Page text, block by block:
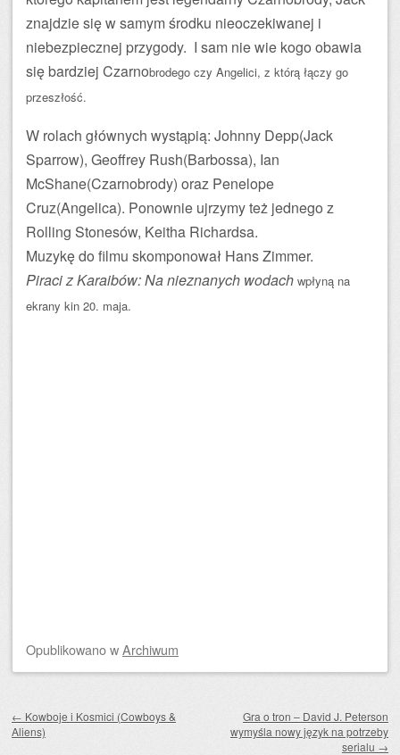
znajdzie się w samym środku nieoczekiwanej i
niebezpiecznej przygody. I sam nie wie kogo obawia
się bardziej Czarnobrodego czy Angelici, z którą łączy go
przeszłość.
W rolach głównych wystąpią: Johnny Depp(Jack
Sparrow), Geoffrey Rush(Barbossa), Ian
McShane(Czarnobrody) oraz Penelope
Cruz(Angelica). Ponownie ujrzymy też jednego z
Rolling Stonesów, Keitha Richardsa.
Muzykę do filmu skomponował Hans Zimmer.
Piraci z Karaibów: Na nieznanych wodach wpłyną na
ekrany kin 20. maja.
OpublikowanowArchiwum
← Kowboje i Kosmici (Cowboys &
Aliens)
Gra o tron – David J. Peterson
wymyśla nowy język na potrzeby
serialu →